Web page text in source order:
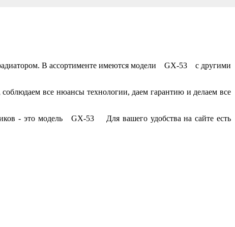
В ассортименте имеются модели GX-53 с другими
все нюансы технологии, даем гарантию и делаем все
- это модель GX-53 Для вашего удобства на сайте есть